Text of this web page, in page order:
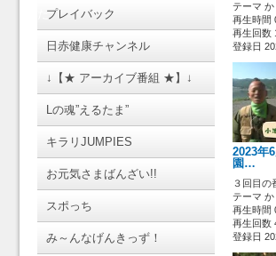
たプレイバック
日赤健康チャンネル
↓【★ アーカイブ番組 ★】↓
Lの魂”えるたま”
キラリJUMPIES
お元気さまばんざい!!
スポっち
み～んなげんきっず！
テーマ
再生時間
再生回数
登録日
2023年
園…
３回目の
テーマ
再生時間
再生回数
登録日